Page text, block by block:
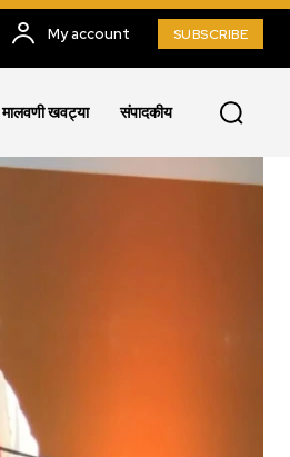
My account SUBSCRIBE
मालवणी खवट्या संपादकीय